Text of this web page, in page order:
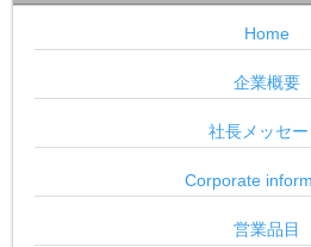
Home
企業概要
社長メッセー
Corporate
営業品目